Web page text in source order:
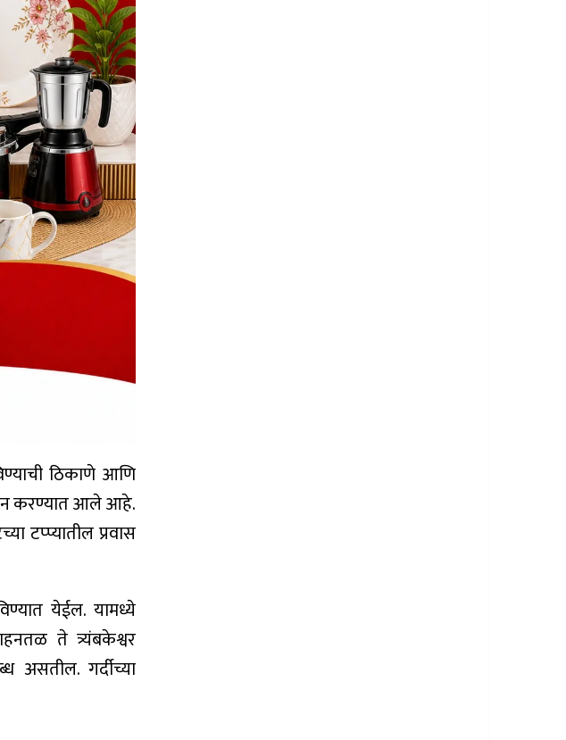
ठिकाणे आणि
करण्यात आले आहे.
टप्प्यातील प्रवास
येईल. यामध्ये
ते त्र्यंबकेश्वर
असतील. गर्दीच्या